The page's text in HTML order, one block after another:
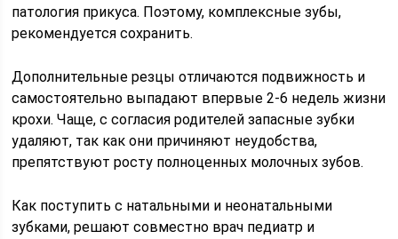
патология прикуса. Поэтому, комплексные зубы,
рекомендуется сохранить.
Дополнительные резцы отличаются подвижность и
самостоятельно выпадают впервые 2-6 недель жизни
крохи. Чаще, с согласия родителей запасные зубки
удаляют, так как они причиняют неудобства,
препятствуют росту полноценных молочных зубов.
Как поступить с натальными и неонатальными
зубками, решают совместно врач педиатр и